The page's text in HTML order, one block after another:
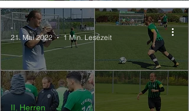
II. Herren
-
21. Mai 2022
1 Min. Lesezeit